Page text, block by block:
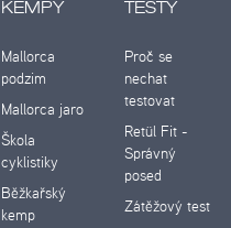
KEMPY
Mallorca
podzim
Mallorca jaro
Škola
cyklistiky
Běžkařský
kemp
TESTY
Proč se
nechat
testovat
Retül Fit -
Správný
posed
Zátěžový test